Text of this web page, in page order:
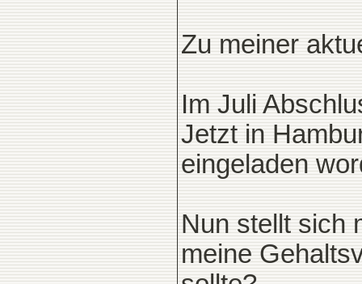
Zu meiner
Im Juli
Jetzt in
eingeladen
Nun stellt sich
meine